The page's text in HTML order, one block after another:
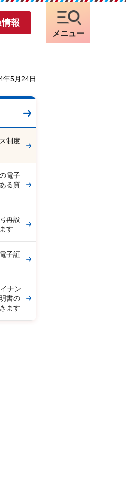
情報
メニュー
年5月24日
制度
電子
る質
再設
す
子証
ナン
書の
ます